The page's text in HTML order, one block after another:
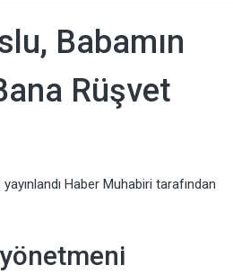
Haberler,
Televizyon,
Sağlık, Moda
Babamın
Rüşvet
Haber Muhabiri tarafından